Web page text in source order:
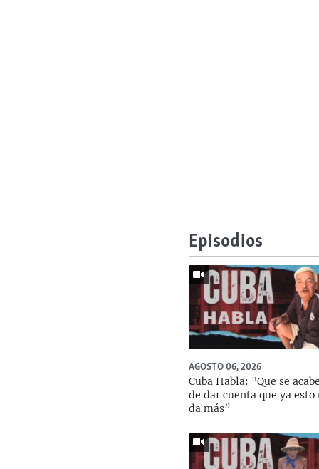
Episodios
AGOSTO 06, 2026
Cuba Habla: "Que se
de dar cuenta que ya esto
da más”